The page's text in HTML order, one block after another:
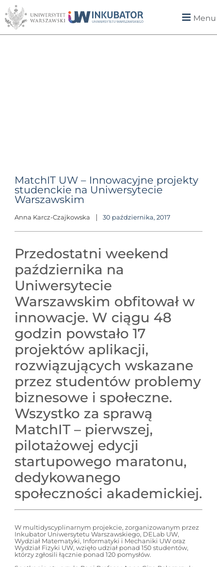
Menu
MatchIT UW – Innowacyjne projekty
studenckie na Uniwersytecie
Warszawskim
Anna Karcz-Czajkowska 30 października, 2017
Przedostatni weekend
października na
Uniwersytecie
Warszawskim obfitował w
innowacje. W ciągu 48
godzin powstało 17
projektów aplikacji,
rozwiązujących wskazane
przez studentów problemy
biznesowe i społeczne.
Wszystko za sprawą
MatchIT – pierwszej,
pilotażowej edycji
startupowego maratonu,
dedykowanego
społeczności akademickiej.
W multidyscyplinarnym projekcie, zorganizowanym przez
Inkubator Uniwersytetu Warszawskiego, DELab UW,
Wydział Matematyki, Informatyki i Mechaniki UW oraz
Wydział Fizyki UW, wzięło udział ponad 150 studentów,
którzy zgłosili łącznie ponad 120 pomysłów.